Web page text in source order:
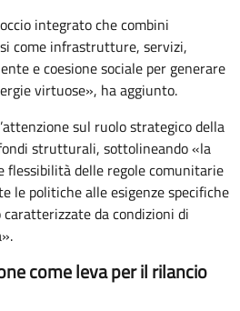
integrato che combini
come infrastrutture, servizi,
e coesione sociale per generare
virtuose», ha aggiunto.
sul ruolo strategico della
strutturali, sottolineando «la
flessibilità delle regole comunitarie
le politiche alle esigenze specifiche
da condizioni di
come leva per il rilancio